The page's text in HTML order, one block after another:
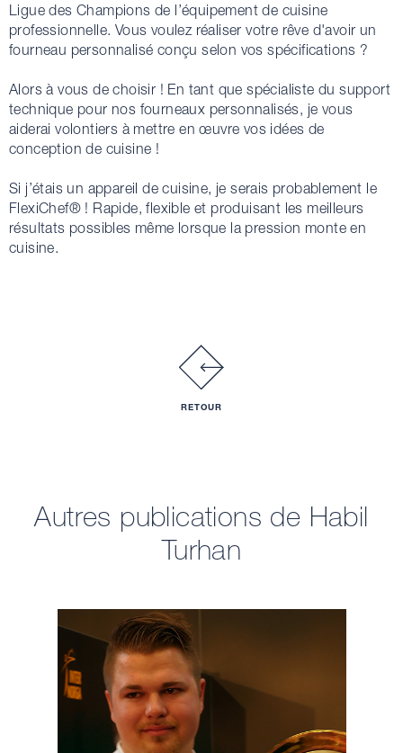
Ligue des Champions de l’équipement de cuisine
professionnelle. Vous voulez réaliser votre rêve d'avoir un
fourneau personnalisé conçu selon vos spécifications ?
Alors à vous de choisir ! En tant que spécialiste du support
technique pour nos fourneaux personnalisés, je vous
aiderai volontiers à mettre en œuvre vos idées de
conception de cuisine !
Si j’étais un appareil de cuisine, je serais probablement le
FlexiChef® ! Rapide, flexible et produisant les meilleurs
résultats possibles même lorsque la pression monte en
cuisine.
RETOUR
Autres publications de Habil
Turhan